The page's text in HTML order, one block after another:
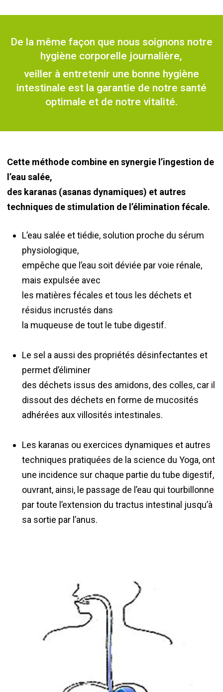
De la même façon que nous soignons notre
hygiène corporelle journalière,
veiller à entretenir une bonne hygiène
intestinale est la garantie de notre santé
optimale et de notre vitalité.
Cette méthode combine en synergie l’ingestion de
l’eau salée,
des karanas (asanas dynamiques) et autres
techniques de stimulation de l’élimination fécale.
L’eau salée et tiédie, solution proche du sérum
physiologique,
empêche que l’eau soit déviée par voie rénale,
mais expulsée avec
les matières fécales et tous les déchets et
résidus incrustés dans
la muqueuse de tout le tube digestif.
Le sel a aussi des propriétés désinfectantes et
permet d’éliminer
des déchets issus des amidons, des colles, car il
dissout des déchets en forme de mucosités
adhérées aux villosités intestinales.
Les karanas ou exercices dynamiques et autres
techniques pratiquées de la science du Yoga, ont
une incidence sur chaque partie du tube digestif,
ouvrant, ainsi, le passage de l’eau qui tourbillonne
par toute l’extension du tractus intestinal jusqu’à
sa sortie par l’anus.